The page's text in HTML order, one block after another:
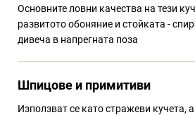
Основните ловни качества на тези
развитото обоняние и стойката -
дивеча в напрегната поза
Шпицове и примитиви
Използват се като стражеви кучета,